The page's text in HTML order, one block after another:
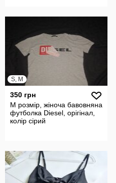
S, M
350 грн
M розмір, жіноча бавовняна
футболка Diesel, орігінал,
колір сірий